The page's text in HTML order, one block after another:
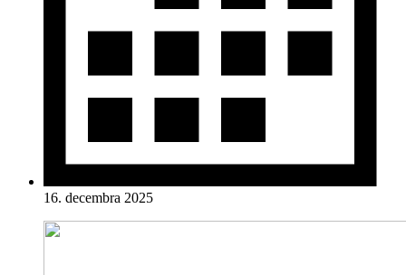
16. decembra 2025